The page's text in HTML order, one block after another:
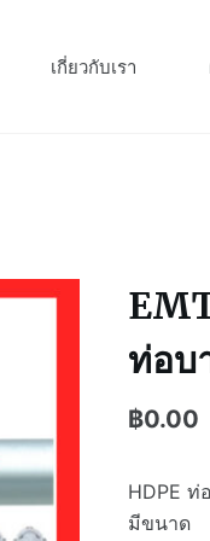
เกี่ยวกับเรา
ท่อบ
฿0.00
HDPE ท่
มีขนาด